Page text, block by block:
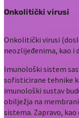
Onkolitički virusi
Onkolitički virusi
neozlijeđenima, kao i
Imunološki sistem
sofisticirane tehnike
imunološki sustav
obilježja na
sistema. Zapravo,